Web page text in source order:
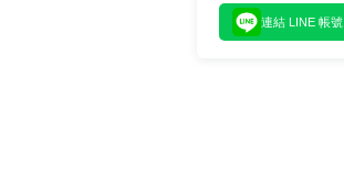
連結 LINE 帳號